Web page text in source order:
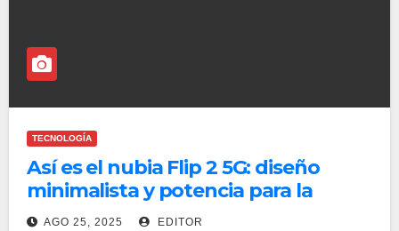
TECNOLOGÍA
Así es el nubia Flip 2 5G: diseño
minimalista y potencia para la
nueva era digital
AGO 25, 2025 EDITOR